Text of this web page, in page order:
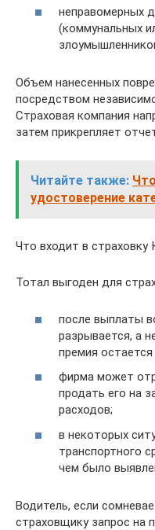
неправомерных
(коммунальных
Объем нанесенных
посредством
Страховая компания
затем прикрепляет
Читайте также:
удостоверение
Что входит в
Тотал выгоден для
после выплаты
разрывается, а
премия
фирма может
продать его на
расходов;
в некоторых
транспортного
чем было
Водитель, если
страховщику запрос на